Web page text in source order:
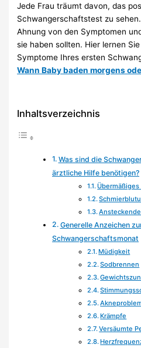
Jede Frau träumt davon, das
Schwangerschaftstest zu
Ahnung von den Symptomen
sie haben sollten. Hier lernen
Symptome Ihres ersten
Wann Baby baden morgens
Inhaltsverzeichnis
Was sind die
ärztliche Hilfe benötigen?
Übermäßiges
Generelle Anzeichen
Schwangerschaftsmonat
Müdigkeit
Sodbrennen
Krämpfe
Versäumte